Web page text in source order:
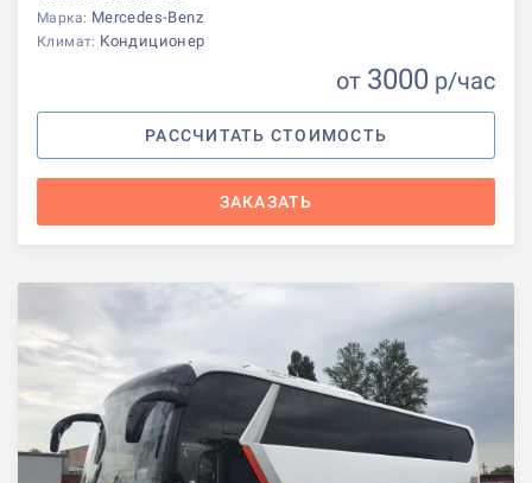
Марка: Mercedes-Benz
Климат: Кондиционер
от 3000 р/час
РАССЧИТАТЬ СТОИМОСТЬ
ЗАКАЗАТЬ